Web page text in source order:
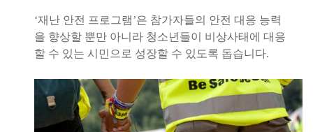
‘재난 안전 프로그램’은 참가자들의 안전 대응 능력
을 향상할 뿐만 아니라 청소년들이 비상사태에 대응
할 수 있는 시민으로 성장할 수 있도록 돕습니다.